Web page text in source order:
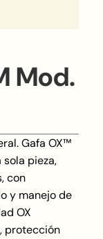
Mod.
Gafa OX™
pieza,
con
y manejo de
OX
protección